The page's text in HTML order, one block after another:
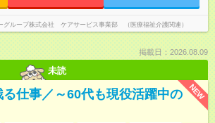
グループ株式会社 ケアサービス事業部 （医療福祉介護関連）
掲載日：2026.08.09
未読
NEW
る仕事／～60代も現役活躍中の